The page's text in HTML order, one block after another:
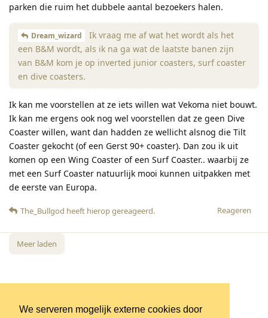
We serveren mogelijk externe cookies door
parken die ruim het dubbele aantal bezoekers halen.
Dream_wizard
Ik vraag me af wat het wordt als het
een B&M wordt, als ik na ga wat de laatste banen zijn
van B&M kom je op inverted junior coasters, surf coaster
en dive coasters.
Ik kan me voorstellen at ze iets willen wat Vekoma niet bouwt.
Ik kan me ergens ook nog wel voorstellen dat ze geen Dive
Coaster willen, want dan hadden ze wellicht alsnog die Tilt
Coaster gekocht (of een Gerst 90+ coaster). Dan zou ik uit
komen op een Wing Coaster of een Surf Coaster.. waarbij ze
met een Surf Coaster natuurlijk mooi kunnen uitpakken met
de eerste van Europa.
Reageren
The_Bullgod heeft hierop gereageerd.
Meer laden